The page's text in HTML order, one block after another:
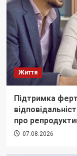
Життя
Підтримка
про
07.08.2026